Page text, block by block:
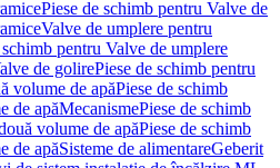
Piese de schimb pentru Valve de
Valve de umplere pentru
schimb pentru Valve de umplere
de golirePiese de schimb pentru
volume de apăPiese de schimb
de apăMecanismePiese de schimb
volume de apăPiese de schimb
de apăSisteme de alimentareGeberit